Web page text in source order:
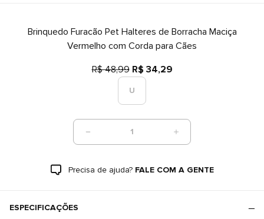
Brinquedo Furacão Pet Halteres de Borracha Maciça
Vermelho com Corda para Cães
R$ 48,99 R$ 34,29
U
1
Precisa de ajuda? FALE COM A GENTE
ESPECIFICAÇÕES